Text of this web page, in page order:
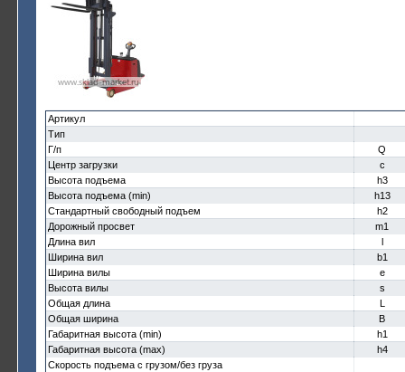
Артикул
Тип
Г/п
Q
Центр загрузки
c
Высота подъема
h3
Высота подъема (min)
h13
Стандартный свободный подъем
h2
Дорожный просвет
m1
Длина вил
l
Ширина вил
b1
Ширина вилы
e
Высота вилы
s
Общая длина
L
Общая ширина
B
Габаритная высота (min)
h1
Габаритная высота (max)
h4
Скорость подъема с грузом/без груза